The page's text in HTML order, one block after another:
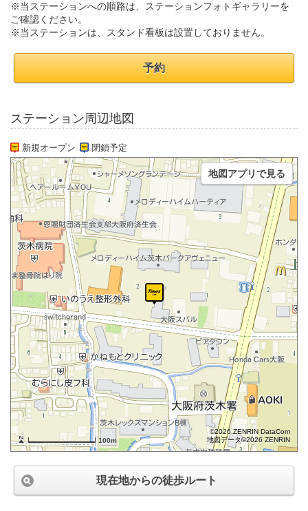
※当ステーションへの順路は、ステーションフォトギャラリーを
ご確認ください。
※当ステーションは、スタンド看板は設置しておりません。
予約
ステーション周辺地図
新規オープン 閉鎖予定
100m
©2026 ZENRIN DataCom
地図データ©2026 ZENRIN
地図アプリで見る
現在地からの徒歩ルート